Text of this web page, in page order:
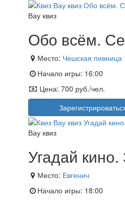
Вау квиз
Обо всём.
Место: Чешская пивница
Начало игры: 16:00
Цена: 700 руб./чел.
Вау квиз
Угадай
Место: Евгенич
Начало игры: 18:00